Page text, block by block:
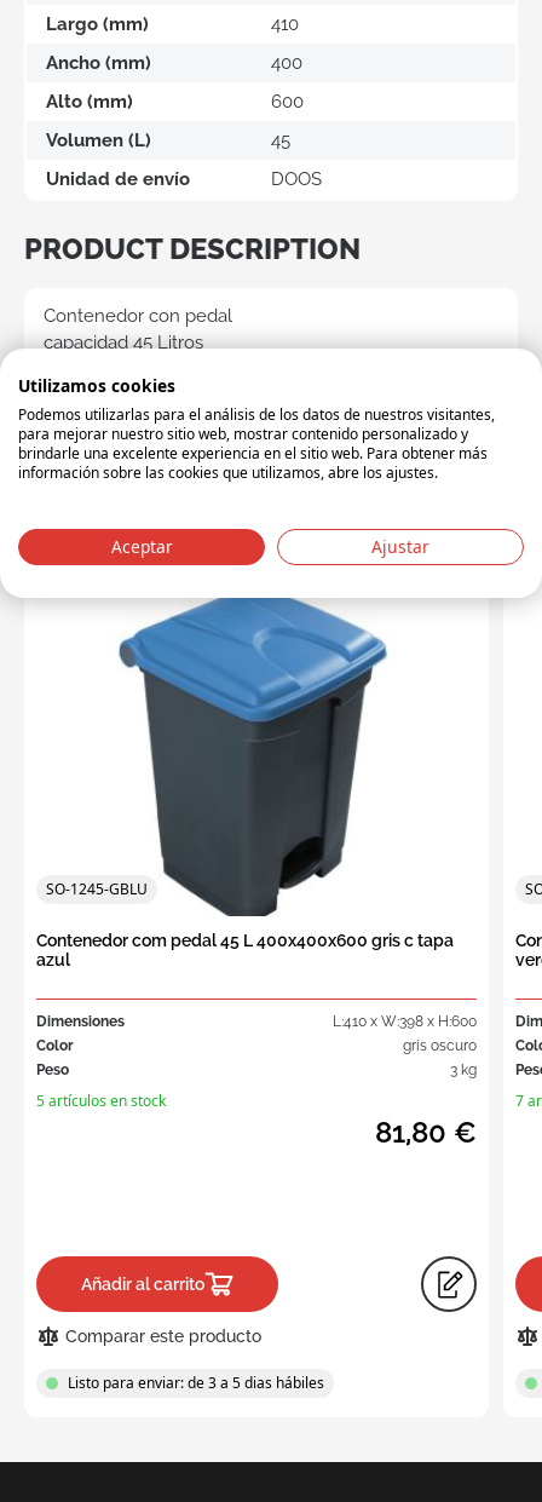
Largo (mm)
410
Ancho (mm)
400
Alto (mm)
600
Volumen (L)
45
Unidad de envío
DOOS
PRODUCT DESCRIPTION
Contenedor con pedal
capacidad 45 Litros
color gris con tapa rojo
Conforme a la normativa HACCP
SO-1245-GBLU
Contenedor com pedal 45 L 400x400x600 gris c tapa
azul
Dimensiones
L:410 x W:398 x H:600
Color
gris oscuro
Peso
3 kg
5 artículos en stock
81,80 €
Añadir al carrito
Comparar este producto
Listo para enviar: de 3 a 5 dias hábiles
7
una
Utilizamos cookies
Podemos utilizarlas para el análisis de los datos de nuestros visitantes,
para mejorar nuestro sitio web, mostrar contenido personalizado y
brindarle una excelente experiencia en el sitio web. Para obtener más
información sobre las cookies que utilizamos, abre los ajustes.
Aceptar Ajustar